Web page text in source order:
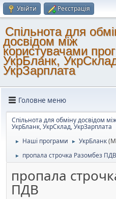
Увійти Реєстрація
Спільнота для
досвідом між
користувачами
УкрБланк,
УкрЗарплата
Головне меню
Спільнота для обміну досвідом
УкрБланк, УкрСклад, УкрЗарплата
► Наші програми ► УкрБланк
► пропала строчка Разомбез ПДВ
пропала
ПДВ